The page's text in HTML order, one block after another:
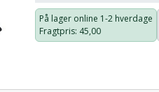
På lager online 1-2 hverdage
Fragtpris: 45,00